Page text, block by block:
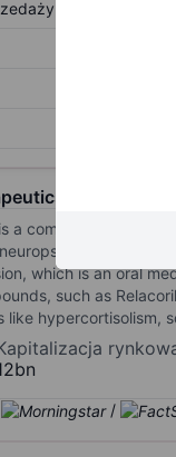
Inc.
a commercial-stage
which is an oral
such as
like hypercortisolism,
/